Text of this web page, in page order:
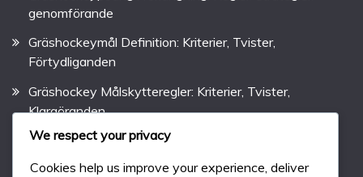
genomförande
Gräshockeymål Definition: Kriterier, Tvister,
Förtydliganden
Gräshockey Målskytteregler: Kriterier, Tvister,
Klargöranden
Gräshockey Mindre Straff: Definition, Varaktighet,
Tillämpning
We respect your privacy
Cookies help us improve your experience, deliver